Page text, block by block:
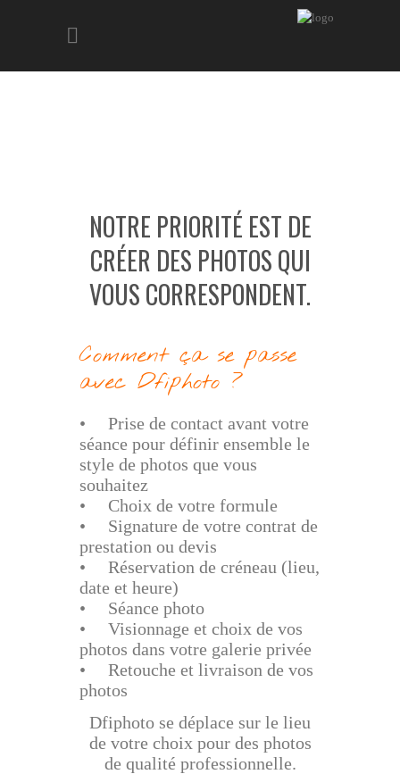
NOTRE PRIORITÉ EST DE
CRÉER DES PHOTOS QUI
VOUS CORRESPONDENT.
Comment ça se passe
avec Dfiphoto ?
• Prise de contact avant votre
séance pour définir ensemble le
style de photos que vous
souhaitez
• Choix de votre formule
• Signature de votre contrat de
prestation ou devis
• Réservation de créneau (lieu,
date et heure)
• Séance photo
• Visionnage et choix de vos
photos dans votre galerie privée
• Retouche et livraison de vos
photos
Dfiphoto se déplace sur le lieu
de votre choix pour des photos
de qualité professionnelle.